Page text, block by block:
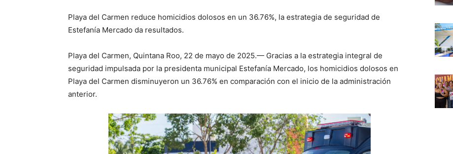
Playa del Carmen reduce homicidios dolosos en un 36.76%, la estrategia de seguridad de
Estefanía Mercado da resultados.
Playa del Carmen, Quintana Roo, 22 de mayo de 2025.— Gracias a la estrategia integral de
seguridad impulsada por la presidenta municipal Estefanía Mercado, los homicidios dolosos en
Playa del Carmen disminuyeron un 36.76% en comparación con el inicio de la administración
anterior.